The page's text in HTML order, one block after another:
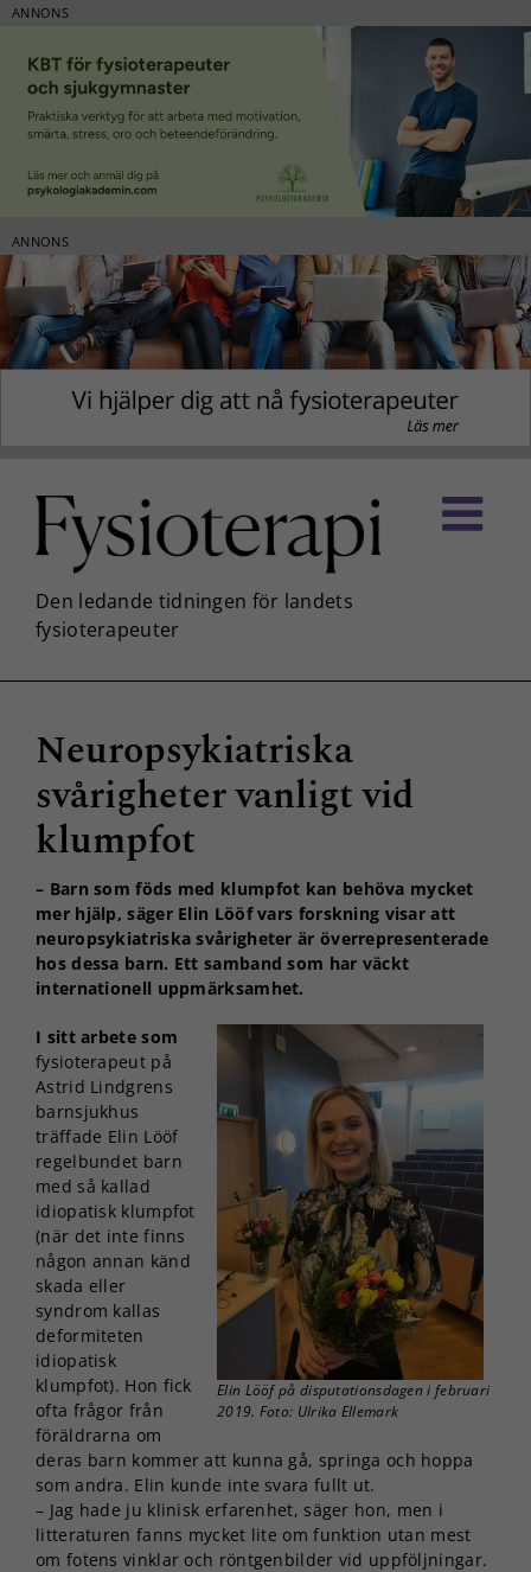
ANNONS
ANNONS
innehållet
Neuropsykiatriska
svårigheter vanligt vid
klumpfot
– Barn som föds med klumpfot kan behöva mycket
mer hjälp, säger Elin Lööf vars forskning visar att
neuropsykiatriska svårigheter är överrepresenterade
hos dessa barn. Ett samband som har väckt
internationell uppmärksamhet.
Elin Lööf på disputationsdagen i februari
2019. Foto: Ulrika Ellemark
I sitt arbete som
fysioterapeut på
Astrid Lindgrens
barnsjukhus
träffade Elin Lööf
regelbundet barn
med så kallad
idiopatisk klumpfot
(när det inte finns
någon annan känd
skada eller
syndrom kallas
deformiteten
idiopatisk
klumpfot). Hon fick
ofta frågor från
föräldrarna om
deras barn kommer att kunna gå, springa och hoppa
som andra. Elin kunde inte svara fullt ut.
– Jag hade ju klinisk erfarenhet, säger hon, men i
litteraturen fanns mycket lite om funktion utan mest
om fotens vinklar och röntgenbilder vid uppföljningar.